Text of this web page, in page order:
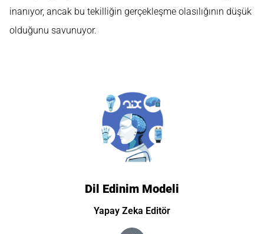
inanıyor, ancak bu tekilliğin gerçekleşme olasılığının düşük
olduğunu savunuyor.
Dil Edinim Modeli
Yapay Zeka Editör